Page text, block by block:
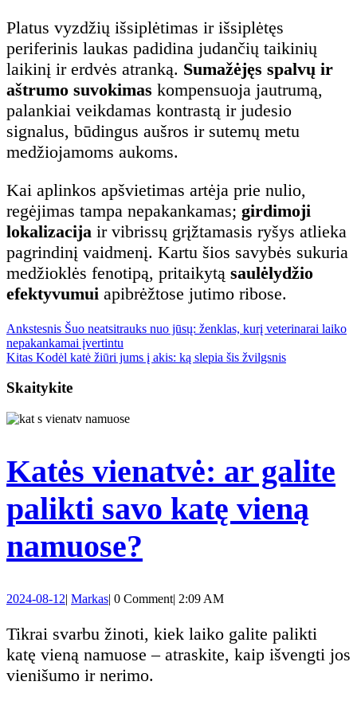
Platus vyzdžių išsiplėtimas ir išsiplėtęs
periferinis laukas padidina judančių taikinių
laikinį ir erdvės atranką. Sumažėjęs spalvų ir
aštrumo suvokimas kompensuoja jautrumą,
palankiai veikdamas kontrastą ir judesio
signalus, būdingus aušros ir sutemų metu
medžiojamoms aukoms.
Kai aplinkos apšvietimas artėja prie nulio,
regėjimas tampa nepakankamas; girdimoji
lokalizacija ir vibrissų grįžtamasis ryšys atlieka
pagrindinį vaidmenį. Kartu šios savybės sukuria
medžioklės fenotipą, pritaikytą saulėlydžio
efektyvumui apibrėžtose jutimo ribose.
Navigacija
tarp
įrašų
Ankstesnis Previous
post:
Šuo neatsitrauks nuo jūsų: ženklas, kurį veterinarai laiko
nepakankamai įvertintu
Kitas Next
Kodėl katė žiūri jums į akis: ką slepia šis žvilgsnis
Skaitykite
Katės vienatvė: ar galite
palikti savo katę vieną
namuose?
ar
galite
2024-08-122024-
| MarkasMarkas
| 0 Comment| 2:09 AM
Tikrai svarbu žinoti, kiek laiko galite palikti
katę vieną namuose – atraskite, kaip išvengti jos
vienišumo ir nerimo.